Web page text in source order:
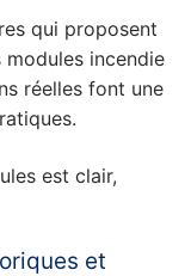
qui proposent
incendie
réelles font une
est clair,
et